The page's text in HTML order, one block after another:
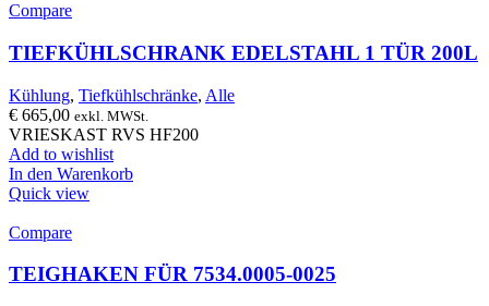
Compare
TIEFKÜHLSCHRANK EDELSTAHL 1 TÜR 200L
Kühlung, Tiefkühlschränke, Alle
€ 665,00 exkl. MWSt.
VRIESKAST RVS HF200
Add to wishlist
In den Warenkorb
Quick view
Compare
TEIGHAKEN FÜR 7534.0005-0025